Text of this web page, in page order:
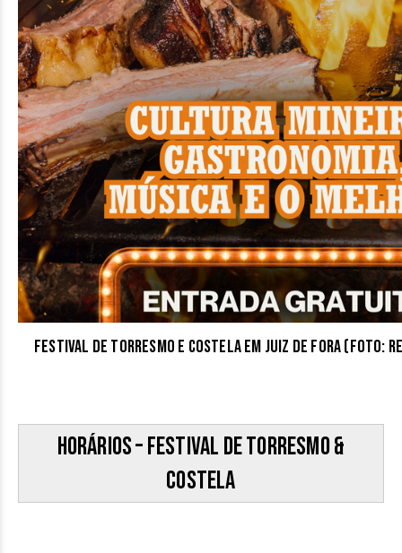
Festival de Torresmo e Costela em Juiz de Fora (Foto:
Horários – Festival de Torresmo &
Costela